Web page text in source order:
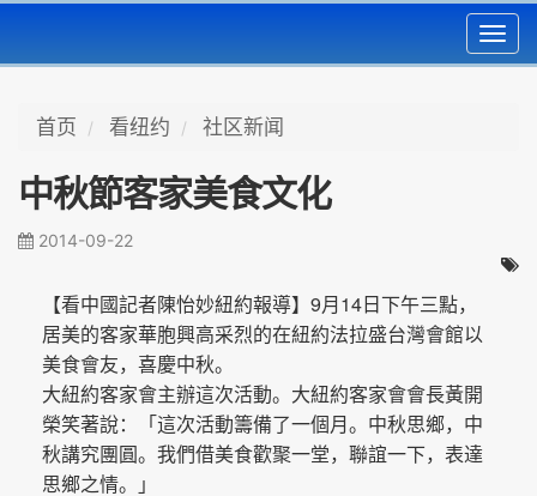
首页 看纽约 社区新闻
中秋節客家美食文化
2014-09-22
【看中國記者陳怡妙紐約報導】 9月 14 日下午三點，
居美的客家華胞興高采烈的在紐約法拉盛台灣會館以
美食會友，喜慶中秋。
大紐約客家會主辦這次活動。大紐約客家會會長黃開
榮笑著說：「這次活動籌備了一個月。中秋思鄉，中
秋講究團圓。我們借美食歡聚一堂，聯誼一下，表達
思鄉之情。」